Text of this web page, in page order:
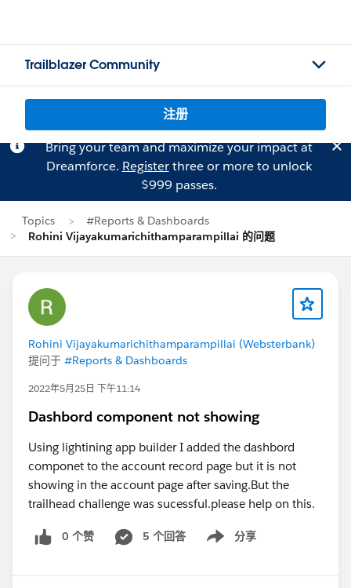
Trailblazer Community
注册
Bring your team and maximize your impact at
Dreamforce. Registerthree or more to unlock
$999 passes.
Topics
#Reports & Dashboards
Rohini Vijayakumarichithamparampillai 的问题
Rohini Vijayakumarichithamparampillai (Websterbank)
提问于 #Reports & Dashboards
2022年5月25日 下午11:14
Dashbord component not showing
Using lightining app builder I added the dashbord
componet to the account record page but it is not
showing in the account page after saving.But the
trailhead challenge was sucessful.please help on this.
0 个赞 5 个回答 分享
Show menu